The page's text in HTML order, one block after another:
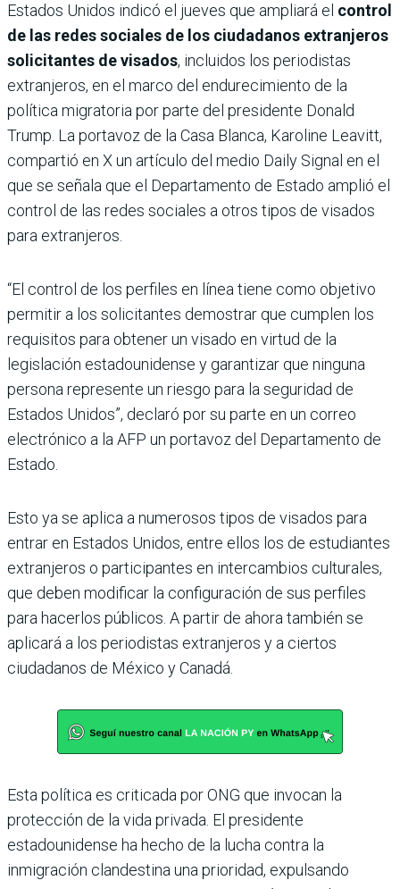
Estados Unidos indicó el jueves que ampliará el control
de las redes sociales de los ciudadanos extranjeros
solicitantes de visados, incluidos los periodistas
extranjeros, en el marco del endurecimiento de la
política migratoria por parte del presidente Donald
Trump. La portavoz de la Casa Blanca, Karoline Leavitt,
compartió en X un artículo del medio Daily Signal en el
que se señala que el Departamento de Estado amplió el
control de las redes sociales a otros tipos de visados
para extranjeros.
“El control de los perfiles en línea tiene como objetivo
permitir a los solicitantes demostrar que cumplen los
requisitos para obtener un visado en virtud de la
legislación estadounidense y garantizar que ninguna
persona represente un riesgo para la seguridad de
Estados Unidos”, declaró por su parte en un correo
electrónico a la AFP un portavoz del Departamento de
Estado.
Esto ya se aplica a numerosos tipos de visados para
entrar en Estados Unidos, entre ellos los de estudiantes
extranjeros o participantes en intercambios culturales,
que deben modificar la configuración de sus perfiles
para hacerlos públicos. A partir de ahora también se
aplicará a los periodistas extranjeros y a ciertos
ciudadanos de México y Canadá.
Esta política es criticada por ONG que invocan la
protección de la vida privada. El presidente
estadounidense ha hecho de la lucha contra la
inmigración clandestina una prioridad, expulsando